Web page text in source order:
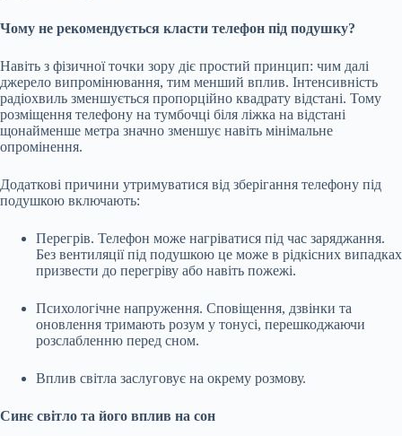
Чому не рекомендується класти телефон під подушку?
Навіть з фізичної точки зору діє простий принцип: чим далі
джерело випромінювання, тим менший вплив. Інтенсивність
радіохвиль зменшується пропорційно квадрату відстані. Тому
розміщення телефону на тумбочці біля ліжка на відстані
щонайменше метра значно зменшує навіть мінімальне
опромінення.
Додаткові причини утримуватися від зберігання телефону під
подушкою включають:
Перегрів. Телефон може нагріватися під час заряджання.
Без вентиляції під подушкою це може в рідкісних випадках
призвести до перегріву або навіть пожежі.
Психологічне напруження. Сповіщення, дзвінки та
оновлення тримають розум у тонусі, перешкоджаючи
розслабленню перед сном.
Вплив світла заслуговує на окрему розмову.
Синє світло та його вплив на сон